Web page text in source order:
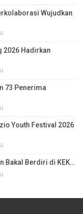
Wujudkan
2026 Hadirkan
73 Penerima
Youth Festival 2026
Bakal Berdiri di KEK…